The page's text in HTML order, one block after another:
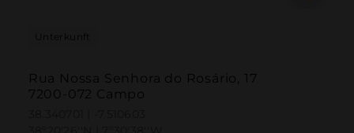
Unterkunft
Rua Nossa Senhora do Rosário, 17
7200-072 Campo